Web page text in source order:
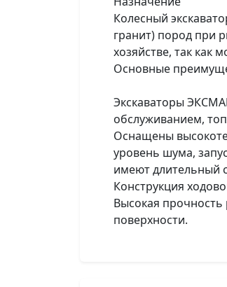
Колесный
гранит) пород при
хозяйстве, так
Основные
Экскаваторы
обслуживанием,
Оснащены
уровень шума,
имеют длительный
Конструкция
Высокая
поверхности.